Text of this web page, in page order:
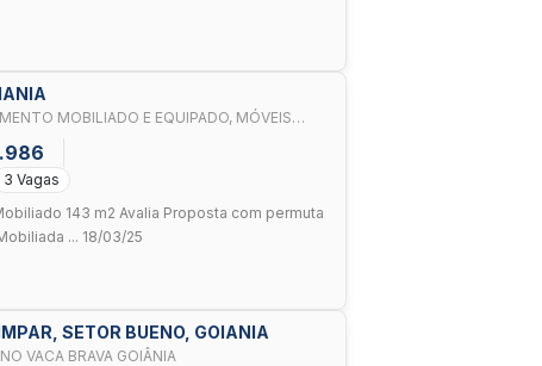
MOBILIADO E EQUIPADO, MÓVEIS
3 Vagas
143 m2 Avalia Proposta com permuta
... 18/03/25
SETOR BUENO, GOIANIA
VACA BRAVA GOIÂNIA